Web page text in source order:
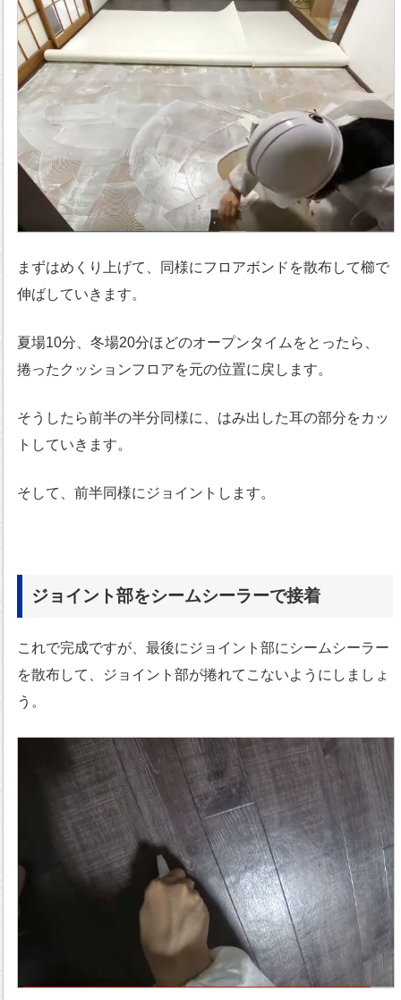
まずはめくり上げて、同様にフロアボンドを散布して櫛で
伸ばしていきます。
夏場10分、冬場20分ほどのオープンタイムをとったら、
捲ったクッションフロアを元の位置に戻します。
そうしたら前半の半分同様に、はみ出した耳の部分をカッ
トしていきます。
そして、前半同様にジョイントします。
ジョイント部をシームシーラーで接着
これで完成ですが、最後にジョイント部にシームシーラー
を散布して、ジョイント部が捲れてこないようにしましょ
う。